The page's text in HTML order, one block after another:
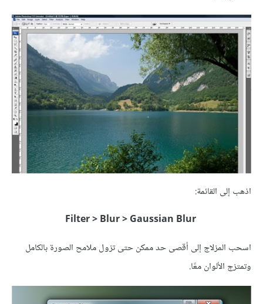
اذهب إلى القائمة:
Filter > Blur > Gaussian Blur
اسحب المزلاج إلى أقصى حد ممكن حتى تزول ملامح الصورة بالكامل
وتمتزج الألوان معًا.